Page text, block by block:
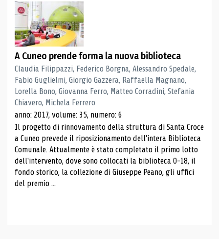
A Cuneo prende forma la nuova biblioteca
Claudia Filippazzi, Federico Borgna, Alessandro Spedale,
Fabio Guglielmi, Giorgio Gazzera, Raffaella Magnano,
Lorella Bono, Giovanna Ferro, Matteo Corradini, Stefania
Chiavero, Michela Ferrero
anno: 2017, volume: 35, numero: 6
Il progetto di rinnovamento della struttura di Santa Croce
a Cuneo prevede il riposizionamento dell'intera Biblioteca
Comunale. Attualmente è stato completato il primo lotto
dell'intervento, dove sono collocati la biblioteca 0-18, il
fondo storico, la collezione di Giuseppe Peano, gli uffici
del premio ...